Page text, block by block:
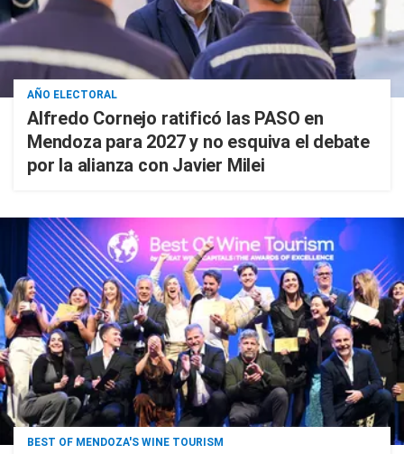
AÑO ELECTORAL
Alfredo Cornejo ratificó las PASO en
Mendoza para 2027 y no esquiva el debate
por la alianza con Javier Milei
BEST OF MENDOZA'S WINE TOURISM